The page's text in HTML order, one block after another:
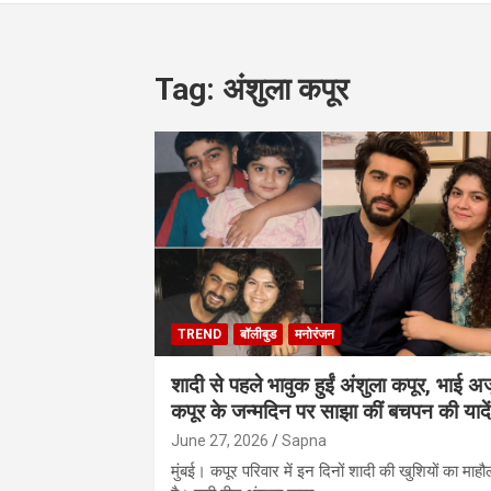
Tag: अंशुला कपूर
TREND बॉलीबुड मनोरंजन
शादी से पहले भावुक हुईं अंशुला कपूर, भाई
कपूर के जन्मदिन पर साझा कीं बचपन की यादें
June 27, 2026 Sapna
मुंबई। कपूर परिवार में इन दिनों शादी की खुशियों का